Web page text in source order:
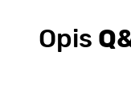
Opis